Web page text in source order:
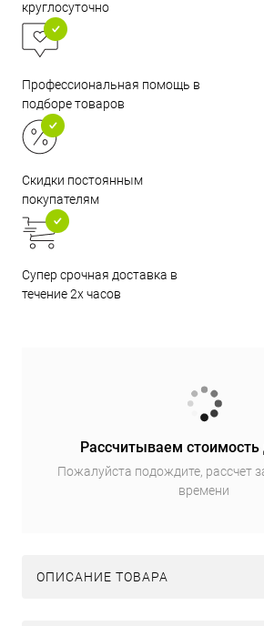
круглосуточно
Профессиональная помощь в
подборе товаров
Скидки постоянным
покупателям
Супер срочная доставка в
течение 2х часов
Рассчитываем стоимость
Пожалуйста подождите, рассчет
времени
ОПИСАНИЕ ТОВАРА